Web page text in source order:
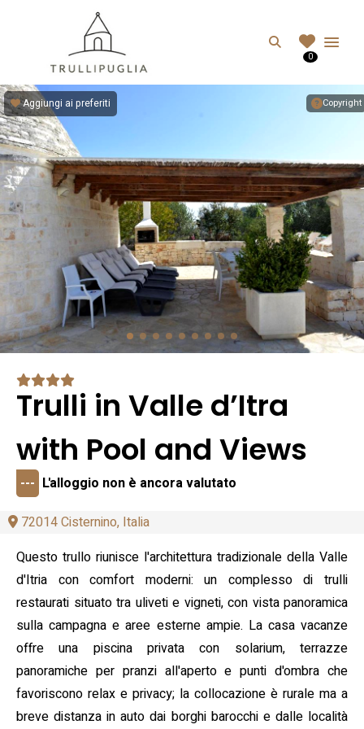
Search
0
Copyright
Aggiungi ai preferiti
Trulli in Valle d’Itra
with Pool and Views
--- L'alloggio non è ancora valutato
72014 Cisternino, Italia
Questo trullo riunisce l'architettura tradizionale della Valle
d'Itria con comfort moderni: un complesso di trulli
restaurati situato tra uliveti e vigneti, con vista panoramica
sulla campagna e aree esterne ampie. La casa vacanze
offre una piscina privata con solarium, terrazze
panoramiche per pranzi all'aperto e punti d'ombra che
favoriscono relax e privacy; la collocazione è rurale ma a
breve distanza in auto dai borghi barocchi e dalle località